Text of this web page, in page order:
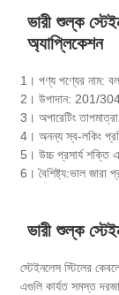
ভারী শুল্ক
অ্যাপ্লিকেশন
1। পণ্য পণ্যের নাম:
2। উপাদান: 201/
3। অপারেটিং
4। অনন্য স্ব-লকিং
5। উচ্চ প্রসার্য শক্তি
6।বৈশিষ্ট্য:ভাল জারা
ভারী শুল্ক
স্টেইনলেস স্টিলের
এগুলি কার্যত সমস্ত